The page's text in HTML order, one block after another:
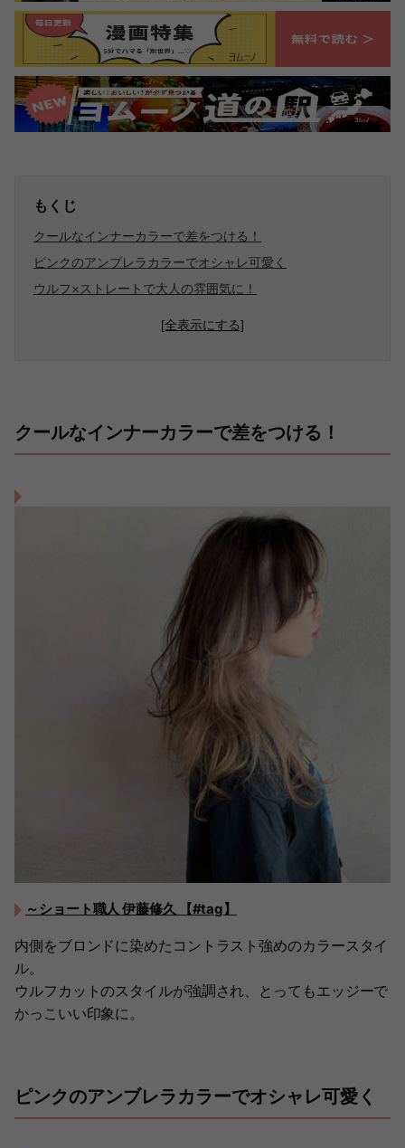
もくじ
クールなインナーカラーで差をつける！
ピンクのアンブレラカラーでオシャレ可愛く
ウルフ×ストレートで大人の雰囲気に！
[全表示にする]
クールなインナーカラーで差をつける！
～ショート職人 伊藤修久 【#tag】
内側をブロンドに染めたコントラスト強めのカラースタイ
ル。
ウルフカットのスタイルが強調され、とってもエッジーで
かっこいい印象に。
ピンクのアンブレラカラーでオシャレ可愛く